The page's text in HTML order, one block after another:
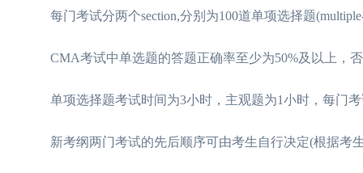
每门考试分两个section,分别为100道单项选择题(multiple-
CMA考试中单选题的答题正确率至少为50%及以上，
单项选择题考试时间为3小时，主观题为1小时，每门考
新考纲两门考试的先后顺序可由考生自行决定(根据考